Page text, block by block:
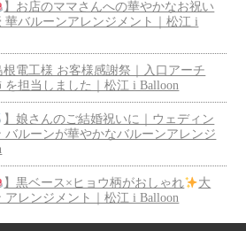
】お店のママさんへの華やかなお祝い
華バルーンアレンジメント｜松江 i
根電工様 お客様感謝祭｜入口アーチ
を担当しました｜松江 i Balloon
】娘さんのご結婚祝いに｜ウェディン
バルーンが華やかなバルーンアレンジ
】黒ベース×ヒョウ柄がおしゃれ
大
アレンジメント｜松江 i Balloon